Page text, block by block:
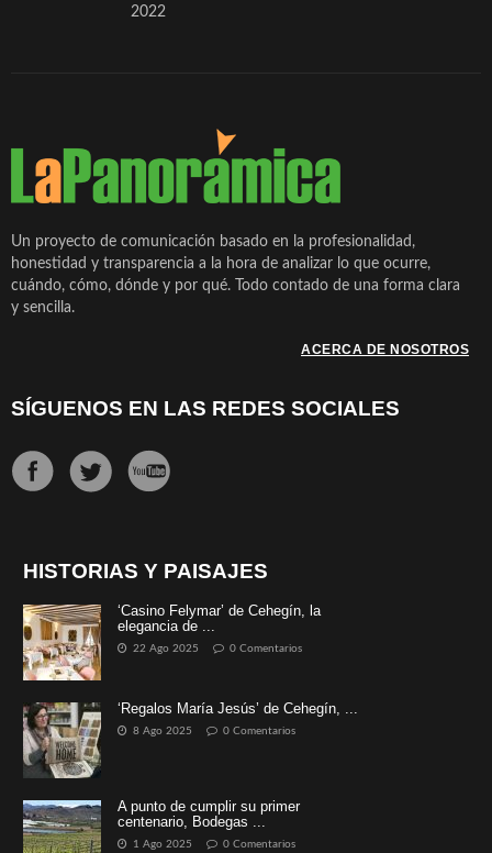
2022
Un proyecto de comunicación basado en la profesionalidad,
honestidad y transparencia a la hora de analizar lo que ocurre,
cuándo, cómo, dónde y por qué. Todo contado de una forma clara
y sencilla.
ACERCA DE NOSOTROS
SÍGUENOS EN LAS REDES SOCIALES
HISTORIAS Y PAISAJES
‘Casino Felymar’ de Cehegín, la
elegancia de ...
22 Ago 2025 0 Comentarios
‘Regalos María Jesús’ de Cehegín, ...
8 Ago 2025 0 Comentarios
A punto de cumplir su primer
centenario, Bodegas ...
1 Ago 2025 0 Comentarios